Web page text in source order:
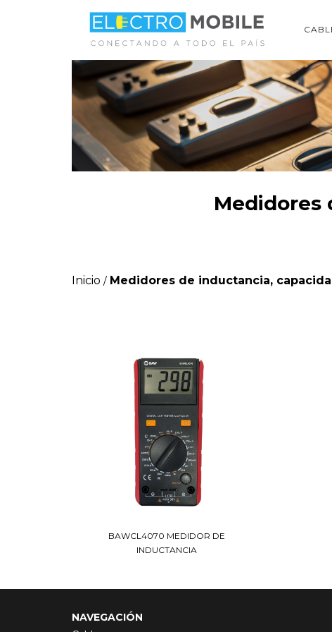
Medidores
Inicio / Medidores de inductancia,
BAWCL4070 MEDIDOR DE
INDUCTANCIA
NAVEGACIÓN